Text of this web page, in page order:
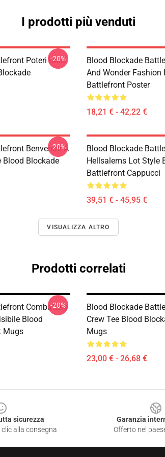
I prodotti più venduti
Poteri Unici
-20%
Blood Blockade
And Wonder Fashion
Battlefront Poster
18,21 € - 42,22 €
Benvenuti A
Blood Blockade
-20%
Blood Blockade
Hellsalems Lot Style
Battlefront Cappucci
39,51 € - 45,95 €
VISUALIZZA ALTRO
Prodotti correlati
Combattere
Blood
Mugs
-20%
Blood Blockade
Crew Tee Blood
Mugs
23,00 € - 26,68 €
sicurezza
alla consegna
Garanzia
Offerto nel